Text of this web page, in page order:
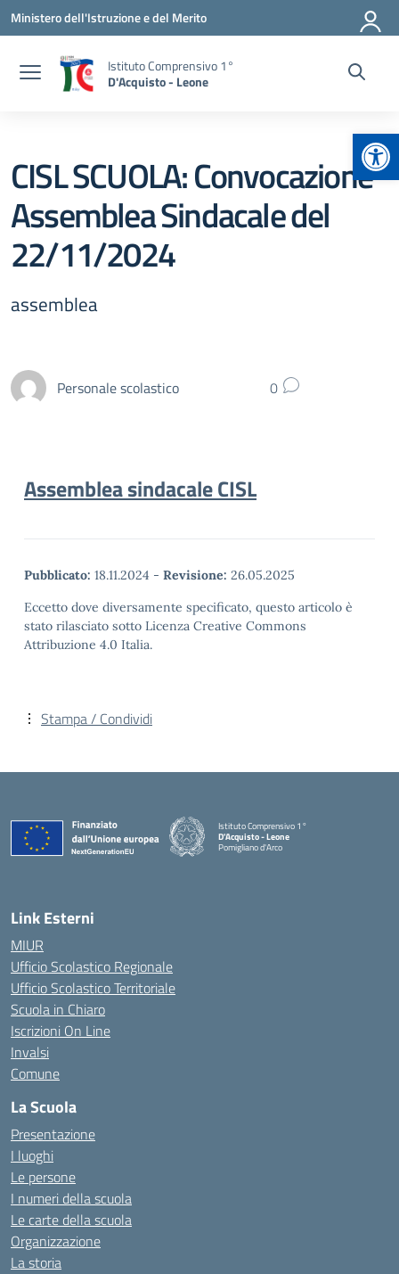
Vai ai contenuti
Vai al menu di navigazione
Vai al footer
Ministero dell'Istruzione e del Merito
Istituto Comprensivo 1°
D'Acquisto - Leone
CISL SCUOLA: Convocazione
Assemblea Sindacale del
22/11/2024
assemblea
Personale scolastico 0
Assemblea sindacale CISL
Pubblicato: 18.11.2024 - Revisione: 26.05.2025
Eccetto dove diversamente specificato, questo articolo è
stato rilasciato sotto Licenza Creative Commons
Attribuzione 4.0 Italia.
Stampa / Condividi
Istituto Comprensivo 1°
D'Acquisto - Leone
Pomigliano d'Arco
— Visita la pagina iniziale della scuola
Link Esterni
MIUR
Ufficio Scolastico Regionale
Ufficio Scolastico Territoriale
Scuola in Chiaro
Iscrizioni On Line
Invalsi
Comune
La Scuola
Presentazione
I luoghi
Le persone
I numeri della scuola
Le carte della scuola
Organizzazione
La storia